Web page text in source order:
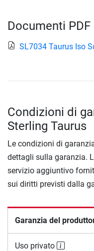
Documenti
SL7034 Taurus Iso
Condizioni di
Sterling Taurus
Le condizioni di
dettagli sulla garanzia.
servizio aggiuntivo
sui diritti previsti dalla
Garanzia del
Uso privato